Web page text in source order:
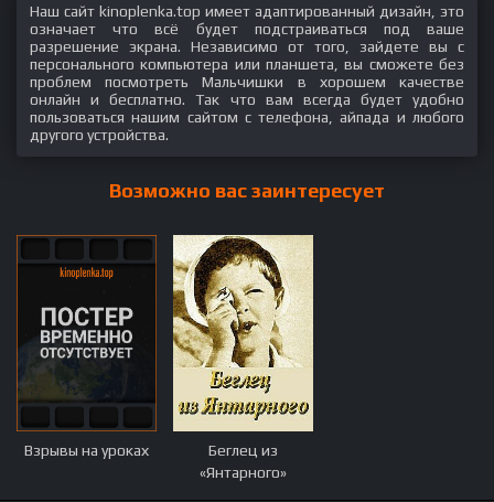
Наш сайт kinoplenka.top имеет адаптированный дизайн, это
означает что всё будет подстраиваться под ваше
разрешение экрана. Независимо от того, зайдете вы с
персонального компьютера или планшета, вы сможете без
проблем посмотреть Мальчишки в хорошем качестве
онлайн и бесплатно. Так что вам всегда будет удобно
пользоваться нашим сайтом с телефона, айпада и любого
другого устройства.
Возможно вас заинтересует
Взрывы на уроках
Беглец из
«Янтарного»